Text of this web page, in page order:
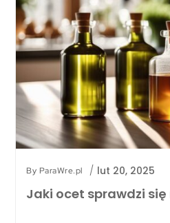
By ParaWre.pl / lut 20, 2025
Jaki ocet sprawdzi